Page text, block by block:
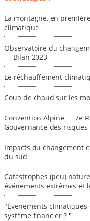
La montagne, en
climatique
Observatoire du
— Bilan 2023
Le réchauffement
Coup de chaud sur les
Convention Alpine — 7e
Gouvernance des
Impacts du changement
du sud
Catastrophes (peu)
événements extrêmes et
"Événements
système financier ? "